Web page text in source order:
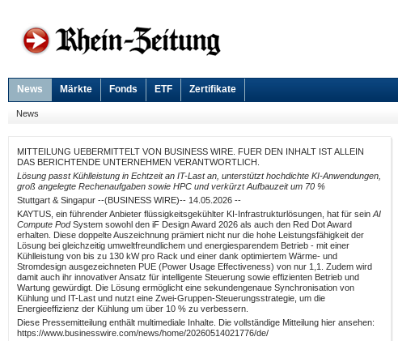
News Märkte Fonds ETF Zertifikate
News
MITTEILUNG UEBERMITTELT VON BUSINESS WIRE. FUER DEN INHALT IST ALLEIN
DAS BERICHTENDE UNTERNEHMEN VERANTWORTLICH.
Lösung passt Kühlleistung in Echtzeit an IT-Last an, unterstützt hochdichte KI-Anwendungen,
groß angelegte Rechenaufgaben sowie HPC und verkürzt Aufbauzeit um 70 %
Stuttgart & Singapur --(BUSINESS WIRE)-- 14.05.2026 --
KAYTUS, ein führender Anbieter flüssigkeitsgekühlter KI-Infrastrukturlösungen, hat für sein AI
Compute PodSystem sowohl den iF Design Award 2026 als auch den Red Dot Award
erhalten. Diese doppelte Auszeichnung prämiert nicht nur die hohe Leistungsfähigkeit der
Lösung bei gleichzeitig umweltfreundlichem und energiesparendem Betrieb - mit einer
Kühlleistung von bis zu 130 kW pro Rack und einer dank optimiertem Wärme- und
Stromdesign ausgezeichneten PUE (Power Usage Effectiveness) von nur 1,1. Zudem wird
damit auch ihr innovativer Ansatz für intelligente Steuerung sowie effizienten Betrieb und
Wartung gewürdigt. Die Lösung ermöglicht eine sekundengenaue Synchronisation von
Kühlung und IT-Last und nutzt eine Zwei-Gruppen-Steuerungsstrategie, um die
Energieeffizienz der Kühlung um über 10 % zu verbessern.
Diese Pressemitteilung enthält multimediale Inhalte. Die vollständige Mitteilung hier ansehen:
https://www.businesswire.com/news/home/20260514021776/de/